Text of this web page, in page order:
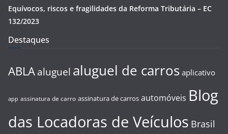
Equívocos, riscos e fragilidades da Reforma Tributária – EC
132/2023
Destaques
ABLA aluguel aluguel de carros aplicativo
app assinatura de carro assinatura de carros automóveis Blog
das Locadoras de Veículos Brasil